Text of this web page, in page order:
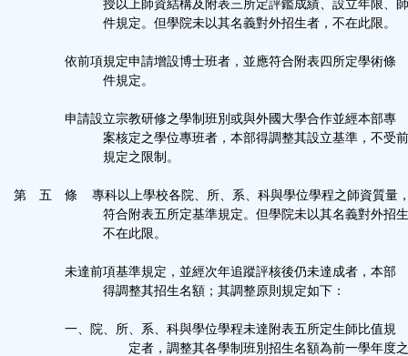
授以上師資結構及附表三所定評鑑成績、設立年限、師
件規定。但學院未以其名義對外招生者，不在此限。
依前項規定申請增設博士班者，並應符合附表四所定學術條
件規定。
申請設立宗教研修之學制班別或與外國大學合作並經本部專
案核定之學位專班者，本部得調整其設立基準，不受前
規定之限制。
第 五 條 專科以上學校各院、所、系、科與學位學程之師資質量
符合附表五所定基準規定。但學院未以其名義對外招生
不在此限。
未達前項基準規定，並經次年追蹤評核後仍未達成者，本部
得調整其招生名額；其調整原則規定如下：
一、院、所、系、科與學位學程未達附表五所定生師比值規
定者，調整其各學制班別招生名額為前一學年度之